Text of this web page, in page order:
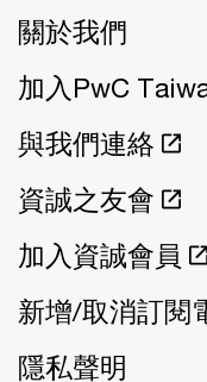
關於我們
加入PwC
與我們連絡
資誠之友會
加入資誠會員
新增/取消訂閱
隱私聲明